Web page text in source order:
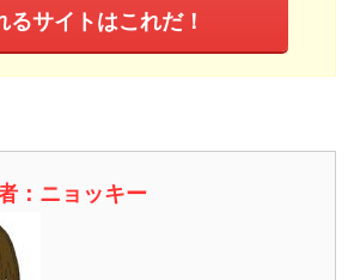
るサイトはこれだ！
：ニョッキー